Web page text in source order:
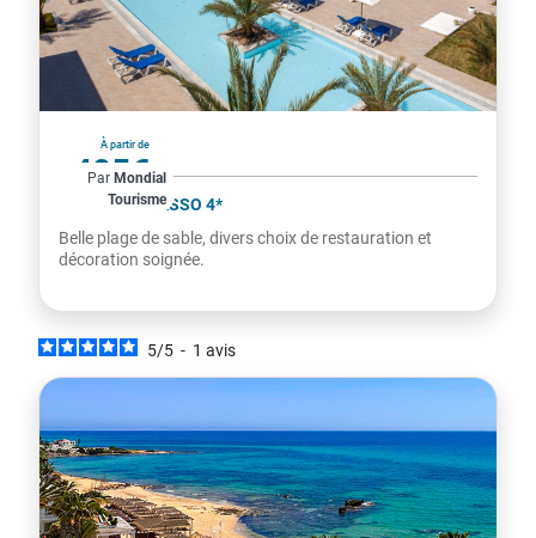
À partir de
405€
par personne
Par Mondial
Tourisme
Tunisie
CÉSAR THALASSO 4*
Belle plage de sable, divers choix de restauration et
décoration soignée.
5/5 - 1 avis